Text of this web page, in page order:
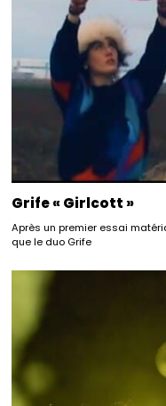
Grife « Girlcott »
Après un premier essai
que le duo Grife